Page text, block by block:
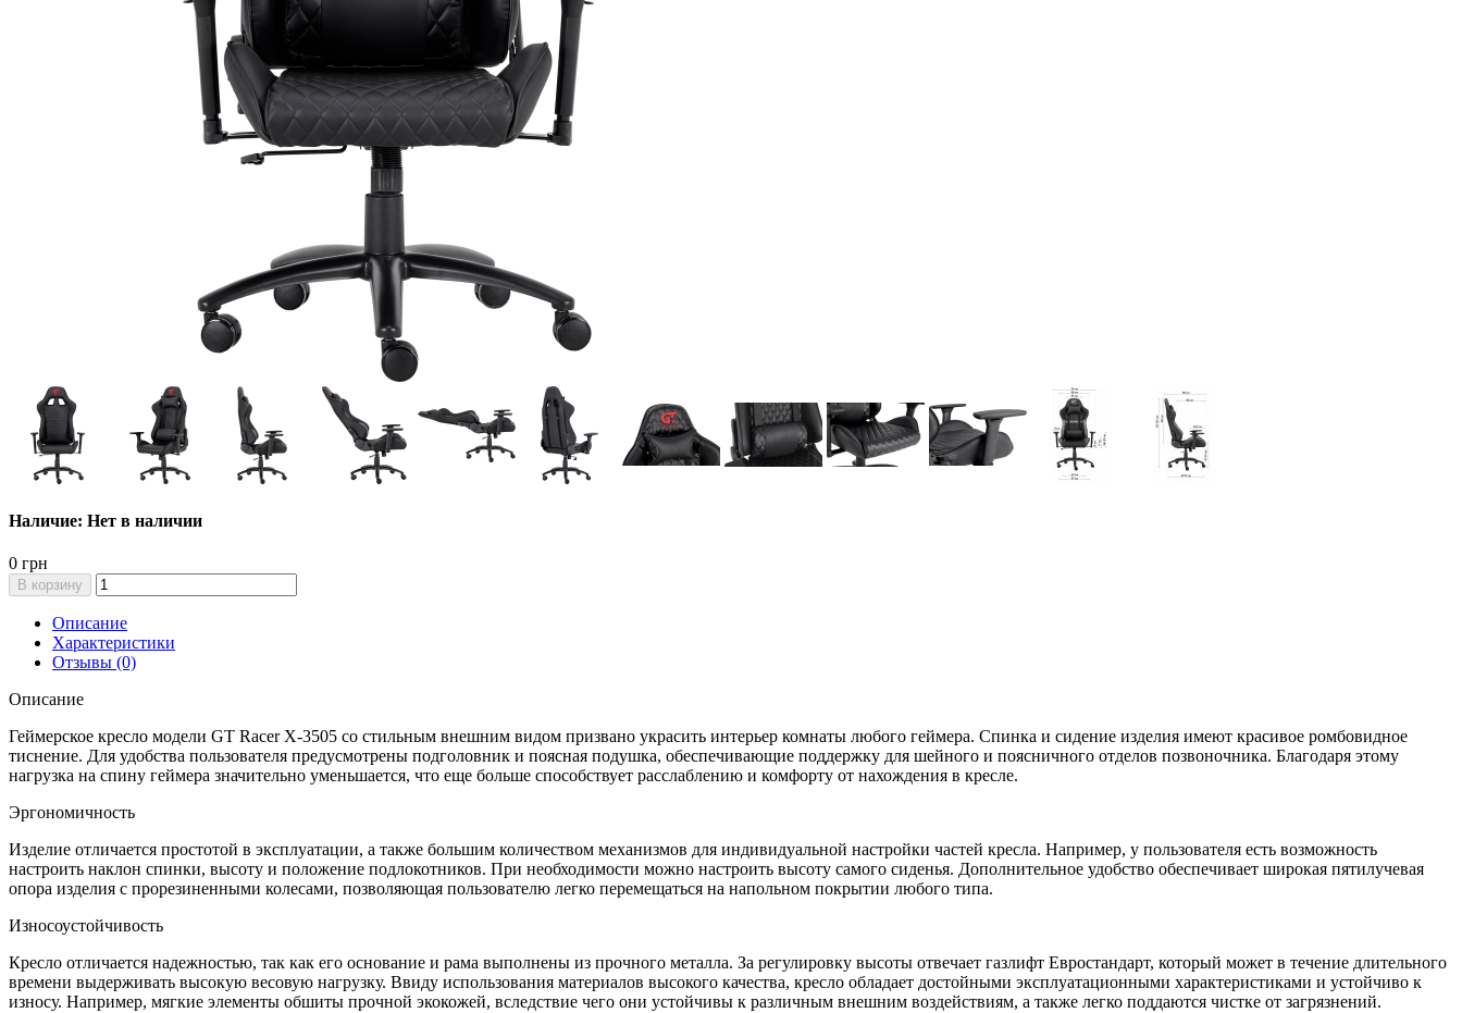
Наличие: Нет в наличии
0 грн
В корзину
Описание
Характеристики
Отзывы (0)
Описание
Геймерское кресло модели GT Racer X-3505 со стильным внешним видом призвано украсить интерьер комнаты любого геймера. Спинка и сидение изделия имеют красивое ромбовидное
тиснение. Для удобства пользователя предусмотрены подголовник и поясная подушка, обеспечивающие поддержку для шейного и поясничного отделов позвоночника. Благодаря этому
нагрузка на спину геймера значительно уменьшается, что еще больше способствует расслаблению и комфорту от нахождения в кресле.
Эргономичность
Изделие отличается простотой в эксплуатации, а также большим количеством механизмов для индивидуальной настройки частей кресла. Например, у пользователя есть возможность
настроить наклон спинки, высоту и положение подлокотников. При необходимости можно настроить высоту самого сиденья. Дополнительное удобство обеспечивает широкая пятилучевая
опора изделия с прорезиненными колесами, позволяющая пользователю легко перемещаться на напольном покрытии любого типа.
Износоустойчивость
Кресло отличается надежностью, так как его основание и рама выполнены из прочного металла. За регулировку высоты отвечает газлифт Евростандарт, который может в течение длительного
времени выдерживать высокую весовую нагрузку. Ввиду использования материалов высокого качества, кресло обладает достойными эксплуатационными характеристиками и устойчиво к
износу. Например, мягкие элементы обшиты прочной экокожей, вследствие чего они устойчивы к различным внешним воздействиям, а также легко поддаются чистке от загрязнений.